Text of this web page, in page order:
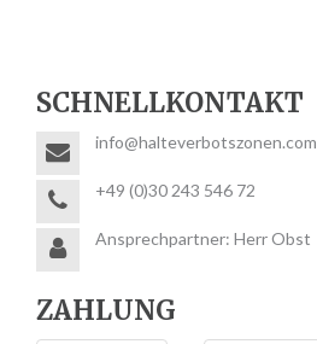
SCHNELLKONTAKT
info@halteverbotszonen.com
+49 (0)30 243 546 72
Ansprechpartner: Herr Obst
ZAHLUNG